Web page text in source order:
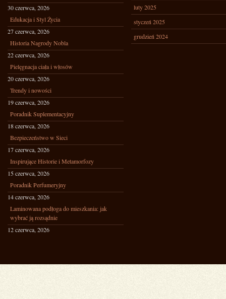
30 czerwca, 2026
Edukacja i Styl Życia
27 czerwca, 2026
Historia Nagrody Nobla
22 czerwca, 2026
Pielęgnacja ciała i włosów
20 czerwca, 2026
Trendy i nowości
19 czerwca, 2026
Poradnik Suplementacyjny
18 czerwca, 2026
Bezpieczeństwo w Sieci
17 czerwca, 2026
Inspirujące Historie i Metamorfozy
15 czerwca, 2026
Poradnik Perfumeryjny
14 czerwca, 2026
Laminowana podłoga do mieszkania: jak
wybrać ją rozsądnie
12 czerwca, 2026
luty 2025
styczeń 2025
grudzień 2024